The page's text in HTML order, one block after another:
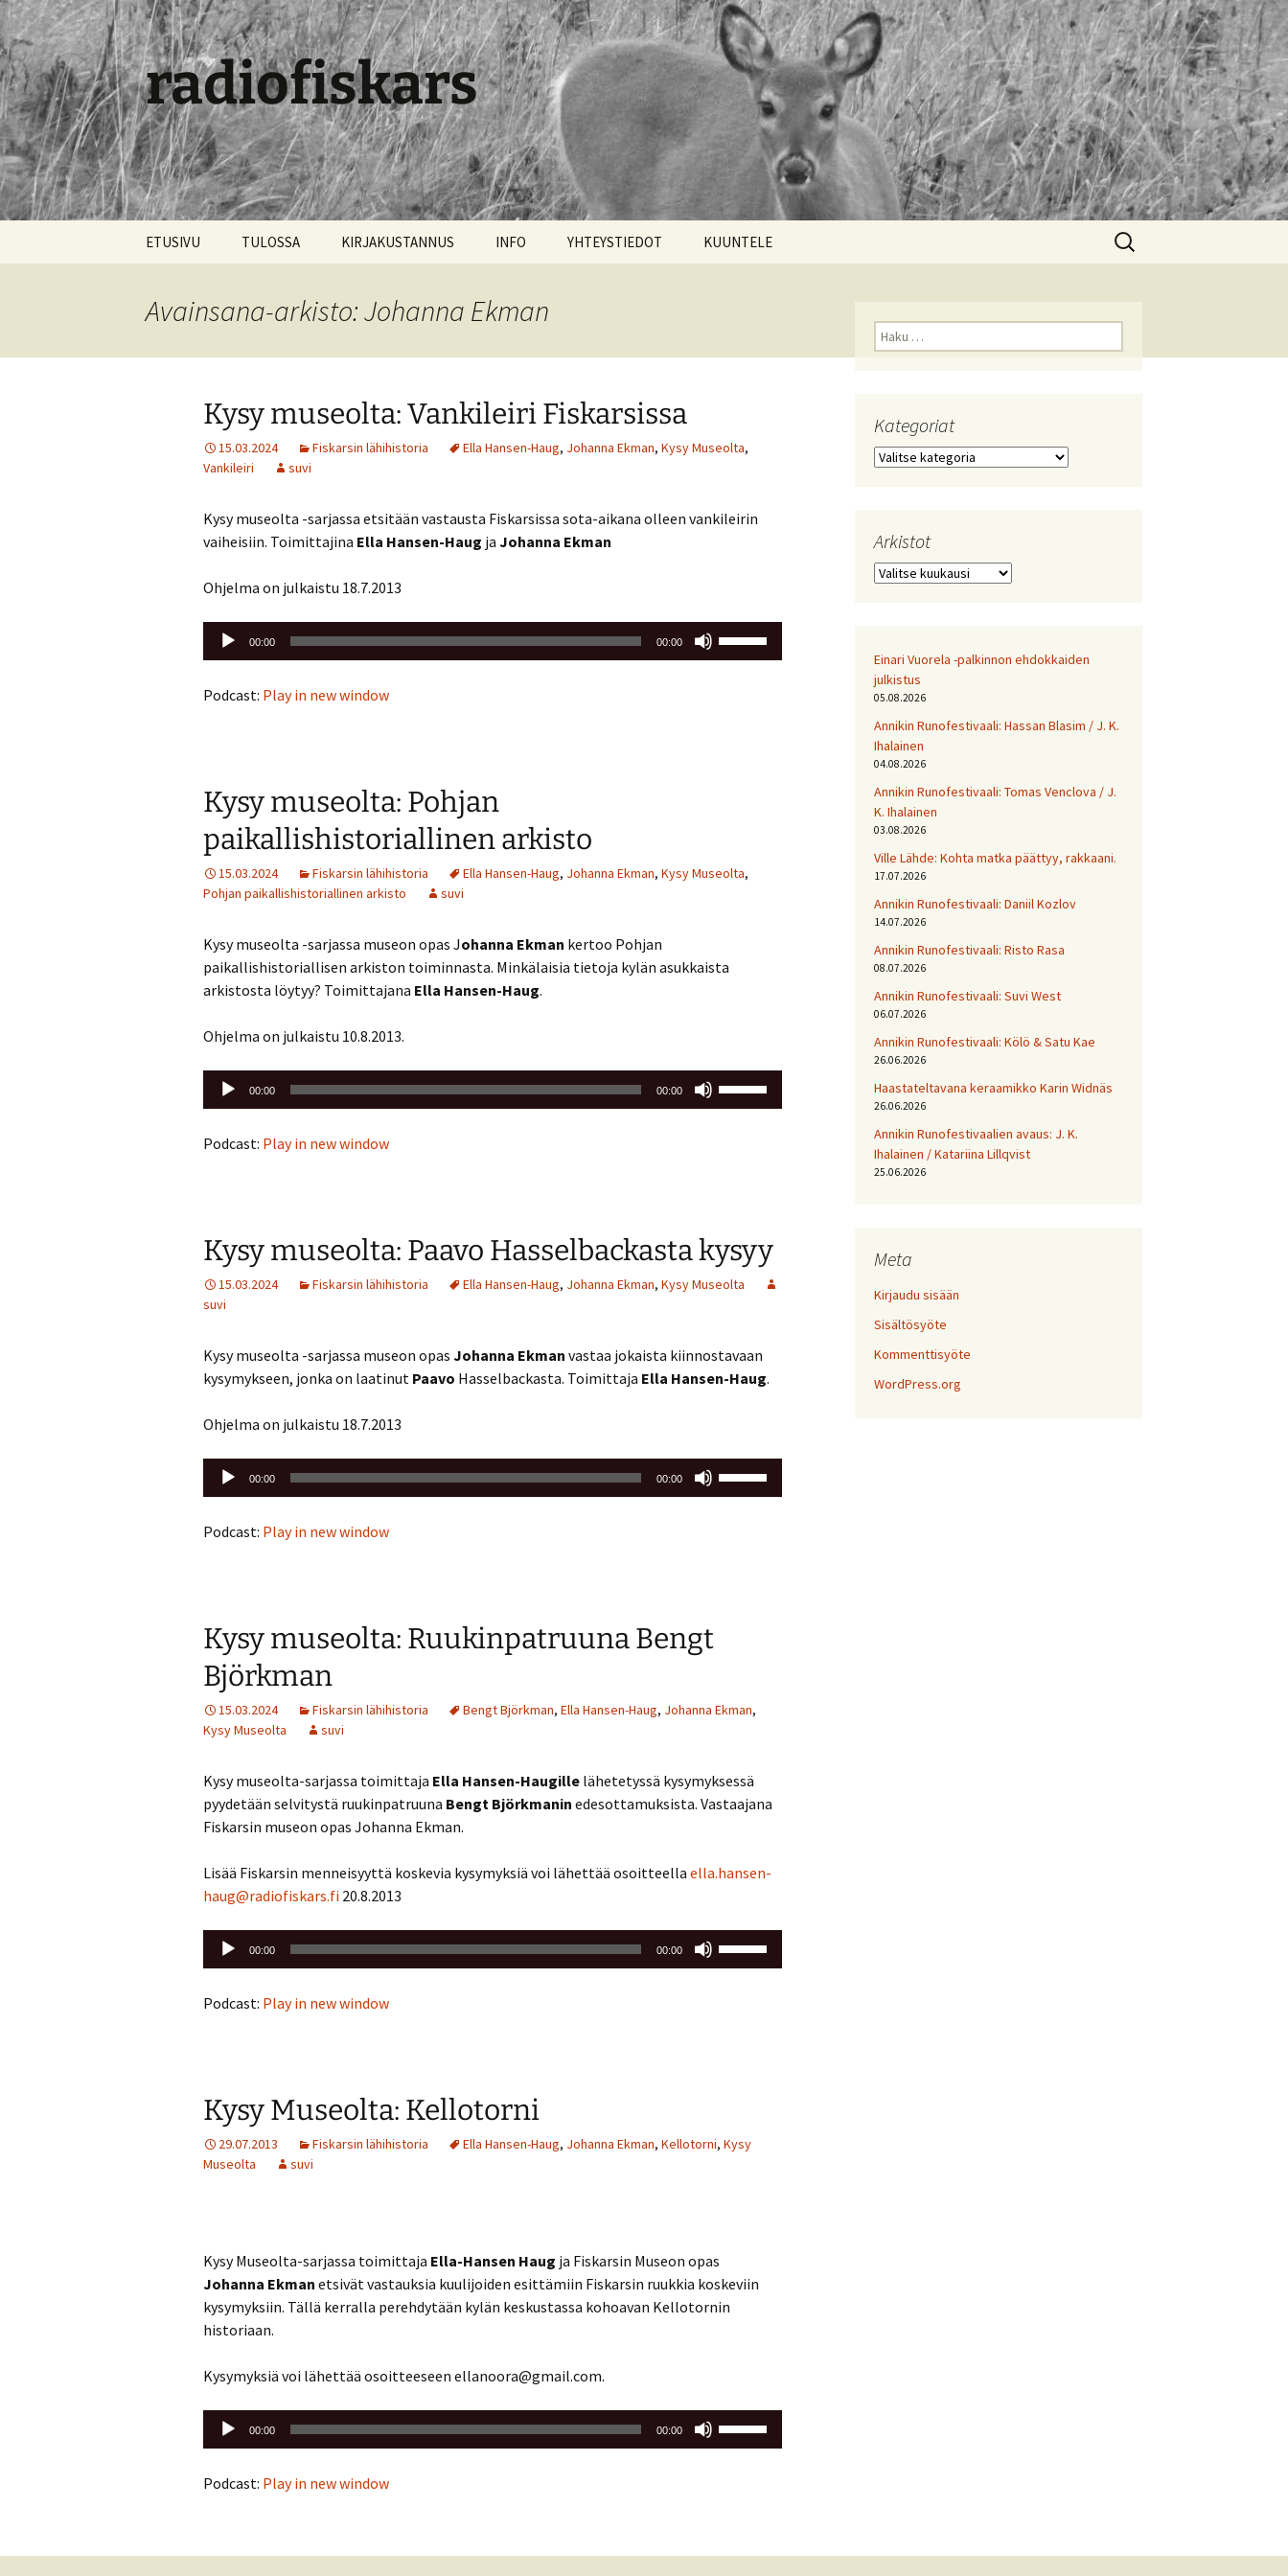
radiofiskars
ETUSIVU TULOSSA KIRJAKUSTANNUS INFO YHTEYSTIEDOT KUUNTELE
Haku:
Avainsana-arkisto: Johanna Ekman
Kysy museolta: Vankileiri Fiskarsissa
15.03.2024 Fiskarsin lähihistoria Ella Hansen-Haug, Johanna Ekman, Kysy Museolta,
Vankileiri
suvi
Kysy museolta -sarjassa etsitään vastausta Fiskarsissa sota-aikana olleen vankileirin
vaiheisiin. Toimittajina Ella Hansen-Haug ja Johanna Ekman
Ohjelma on julkaistu 18.7.2013
Äänitoistin
00:00 00:00
Podcast: Play in new window
Kysy museolta: Pohjan
paikallishistoriallinen arkisto
15.03.2024 Fiskarsin lähihistoria Ella Hansen-Haug, Johanna Ekman, Kysy Museolta,
Pohjan paikallishistoriallinen arkisto
suvi
Kysy museolta -sarjassa museon opas Johanna Ekman kertoo Pohjan
paikallishistoriallisen arkiston toiminnasta. Minkälaisia tietoja kylän asukkaista
arkistosta löytyy? Toimittajana Ella Hansen-Haug.
Ohjelma on julkaistu 10.8.2013.
Äänitoistin
00:00 00:00
ja
pienemmäksi.
Podcast: Play in new window
Kysy museolta: Paavo Hasselbackasta kysyy
15.03.2024 Fiskarsin lähihistoria Ella Hansen-Haug, Johanna Ekman, Kysy Museolta
suvi
Kysy museolta -sarjassa museon opas Johanna Ekman vastaa jokaista kiinnostavaan
kysymykseen, jonka on laatinut Paavo Hasselbackasta. Toimittaja Ella Hansen-Haug.
Ohjelma on julkaistu 18.7.2013
Äänitoistin
00:00 00:00
Podcast: Play in new window
Kysy museolta: Ruukinpatruuna Bengt
Björkman
15.03.2024 Fiskarsin lähihistoria Bengt Björkman, Ella Hansen-Haug, Johanna Ekman,
Kysy Museolta
suvi
Kysy museolta-sarjassa toimittaja Ella Hansen-Haugille lähetetyssä kysymyksessä
pyydetään selvitystä ruukinpatruuna Bengt Björkmanin edesottamuksista. Vastaajana
Fiskarsin museon opas Johanna Ekman.
Lisää Fiskarsin menneisyyttä koskevia kysymyksiä voi lähettää osoitteella ella.hansen-
haug@radiofiskars.fi 20.8.2013
Äänitoistin
00:00 00:00
Podcast: Play in new window
Kysy Museolta: Kellotorni
29.07.2013 Fiskarsin lähihistoria Ella Hansen-Haug, Johanna Ekman, Kellotorni, Kysy
Museolta
suvi
Kysy Museolta-sarjassa toimittaja Ella-Hansen Haug ja Fiskarsin Museon opas
Johanna Ekman etsivät vastauksia kuulijoiden esittämiin Fiskarsin ruukkia koskeviin
kysymyksiin. Tällä kerralla perehdytään kylän keskustassa kohoavan Kellotornin
historiaan.
Kysymyksiä voi lähettää osoitteeseen ellanoora@gmail.com.
Äänitoistin
00:00 00:00
suuremmaksi
Podcast: Play in new window
Haku:
Kategoriat
Kategoriat
Arkistot
Arkistot
Einari Vuorela -palkinnon ehdokkaiden
julkistus
05.08.2026
Annikin Runofestivaali: Has­san Bla­sim / J. K.
Ihalainen
04.08.2026
Annikin Runofestivaali: Tomas Venclova / J.
K. Ihalainen
03.08.2026
Ville Lähde: Kohta matka päättyy, rakkaani.
17.07.2026
Annikin Runofestivaali: Daniil Kozlov
14.07.2026
Annikin Runofestivaali: Risto Rasa
08.07.2026
Annikin Runofestivaali: Suvi West
06.07.2026
Annikin Runofestivaali: Kölö & Satu Kae
26.06.2026
Haastateltavana keraamikko Karin Widnäs
26.06.2026
Annikin Runofestivaalien avaus: J. K.
Ihalainen / Katariina Lillqvist
25.06.2026
Meta
Kirjaudu sisään
Sisältösyöte
Kommenttisyöte
WordPress.org